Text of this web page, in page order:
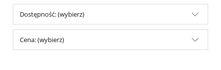
Dostępność: (wybierz)
Cena: (wybierz)